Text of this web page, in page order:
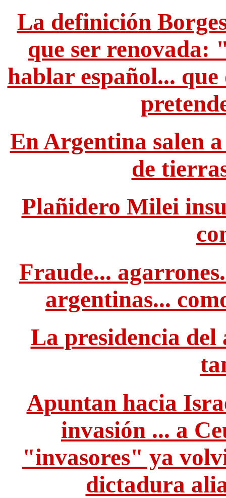
La definición
que ser renovada:
hablar español... que
En Argentina salen
de
Plañidero Milei
Fraude...
argentinas...
La presidencia
Apuntan hacia
invasión ... a
"invasores" ya
dictadura